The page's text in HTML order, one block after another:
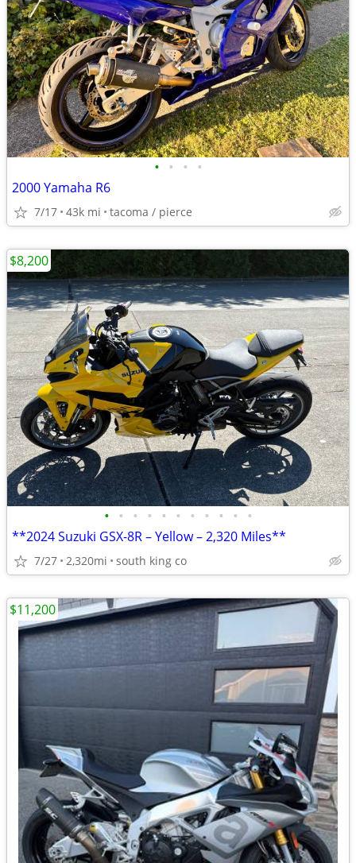
• • • •
2000 Yamaha R6
7/17 43k mi tacoma / pierce
• • • • • • • • • • •
**2024 Suzuki GSX-8R – Yellow – 2,320 Miles**
7/27 2,320mi south king co
$8,200
$11,200